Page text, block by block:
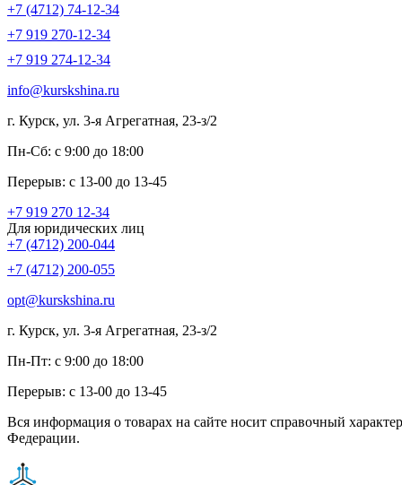
+7 (4712) 74-12-34
+7 919 270-12-34
+7 919 274-12-34
info@kurskshina.ru
г. Курск, ул. 3-я Агрегатная, 23-з/2
Пн-Сб: с 9:00 до 18:00
Перерыв: с 13-00 до 13-45
+7 919 270 12-34
Для юридических лиц
+7 (4712) 200-044
+7 (4712) 200-055
opt@kurskshina.ru
г. Курск, ул. 3-я Агрегатная, 23-з/2
Пн-Пт: с 9:00 до 18:00
Перерыв: с 13-00 до 13-45
Вся информация о товарах на сайте носит справочный
Федерации.